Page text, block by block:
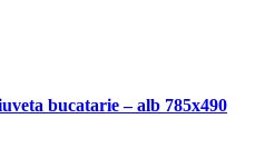
bucatarie – alb 785x490